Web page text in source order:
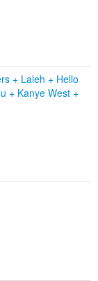
+ Laleh + Hello
+ Kanye West +